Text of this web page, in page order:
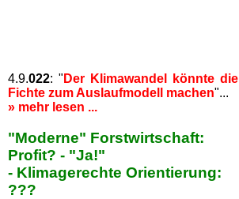
4.9.022: " Der Klimawandel könnte die
Fichte zum Auslaufmodell machen"...
» mehr lesen ...
"Moderne" Forstwirtschaft:
Profit? - "Ja!"
- Klimagerechte Orientierung:
???